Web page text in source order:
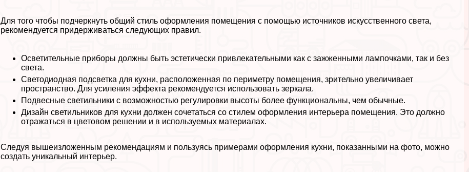
Для того чтобы подчеркнуть общий стиль оформления помещения с помощью источников искусственного света,
рекомендуется придерживаться следующих правил.
Осветительные приборы должны быть эстетически привлекательными как с зажженными лампочками, так и без
света.
Светодиодная подсветка для кухни, расположенная по периметру помещения, зрительно увеличивает
прострaнcтво. Для усиления эффекта рекомендуется использовать зеркала.
Подвесные светильники с возможностью регулировки высоты более функциональны, чем обычные.
Дизайн светильников для кухни должен сочетаться со стилем оформления интерьера помещения. Это должно
отражаться в цветовом решении и в используемых материалах.
Следуя вышеизложенным рекомендациям и пользуясь примерами оформления кухни, показанными на фото, можно
создать уникальный интерьер.